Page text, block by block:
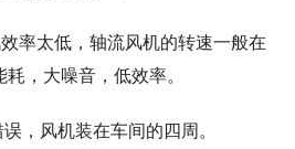
率太低，轴流风机的转速一般在
，大噪音，低效率。
，风机装在车间的四周。